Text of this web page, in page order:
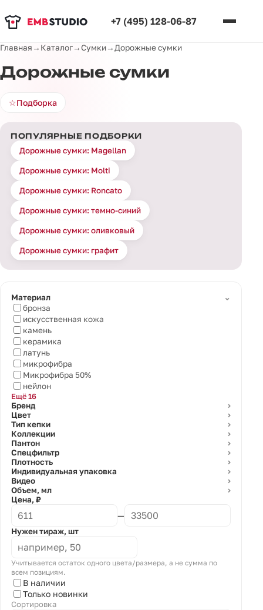
+7 (495) 128-06-87
Главная→ Каталог→Сумки→ Дорожные сумки
Дорожные сумки
☆Подборка
ПОПУЛЯРНЫЕ ПОДБОРКИ
Дорожные сумки: Magellan
Дорожные сумки: Molti
Дорожные сумки: Roncato
Дорожные сумки: темно-синий
Дорожные сумки: оливковый
Дорожные сумки: графит
Материал
⌄
бронза
искусственная кожа
камень
керамика
латунь
микрофибра
Микрофибра 50%
нейлон
Ещё 16
Бренд
⌄
Цвет ⌄
Тип кепки ⌄
Коллекции ⌄
Пантон ⌄
Спецфильтр ⌄
Плотность ⌄
Индивидуальная упаковка ⌄
Видео ⌄
Объем, мл ⌄
Цена, ₽
—
Нужен тираж, шт
Учитывается остаток одного цвета/размера, а не сумма по
всем позициям.
В наличии
Только новинки
Сортировка